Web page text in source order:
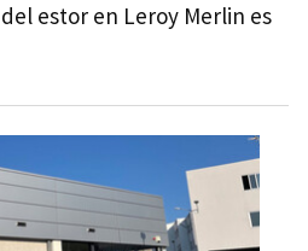
estor en Leroy Merlin es